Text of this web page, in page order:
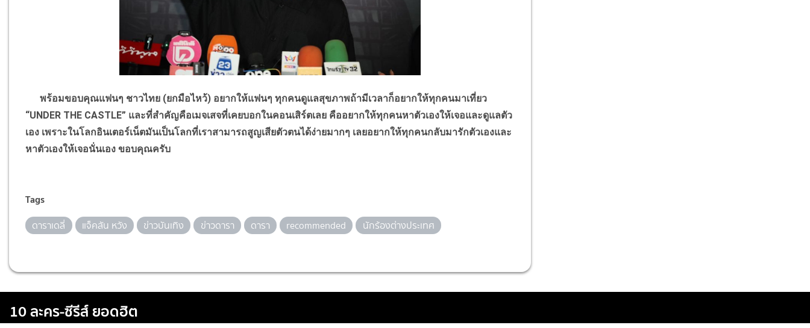
พร้อมขอบคุณแฟนๆ ชาวไทย (ยกมือไหว้) อยากให้แฟนๆ ทุกคนดูแลสุขภาพถ้ามีเวลาก็อยากให้ทุกคนมาเที่ยว
“UNDER THE CASTLE” และที่สำคัญคือเมจเสจที่เคยบอกในคอนเสิร์ตเลย คืออยากให้ทุกคนหาตัวเองให้เจอและดูแลตัว
เอง เพราะในโลกอินเตอร์เน็ตมันเป็นโลกที่เราสามารถสูญเสียตัวตนได้ง่ายมากๆ เลยอยากให้ทุกคนกลับมารักตัวเองและ
หาตัวเองให้เจอนั่นเอง ขอบคุณครับ
Tags
ดาราเดลี่ แจ็คสัน หวัง ข่าวบันเทิง ข่าวดารา ดารา recommended นักร้องต่างประเทศ
10 ละคร-ซีรีส์ ยอดฮิต